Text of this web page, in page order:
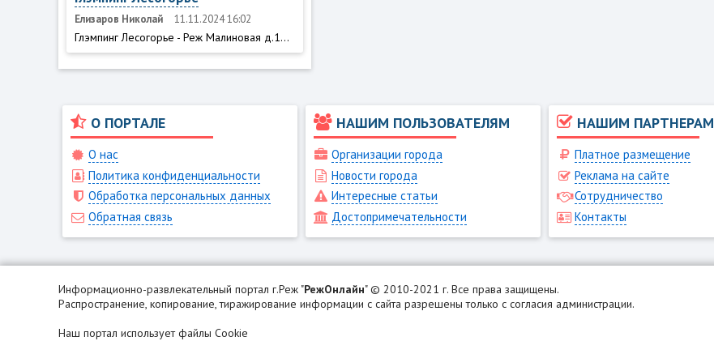
Елизаров Николай 11.11.2024 16:02
Глэмпинг Лесогорье - Реж Малиновая д.1...
О ПОРТАЛЕ
О нас
Политика конфиденциальности
Обработка персональных данных
Обратная связь
НАШИМ ПОЛЬЗОВАТЕЛЯМ
Организации города
Новости города
Интересные статьи
Достопримечательности
НАШИМ ПАРТНЕРАМ
Платное размещение
Реклама на сайте
Сотрудничество
Контакты
Информационно-развлекательный портал г.Реж "РежОнлайн" © 2010-2021 г. Все права защищены.
Распространение, копирование, тиражирование информации с сайта разрешены только с согласия администрации.
Наш портал использует файлы Cookie